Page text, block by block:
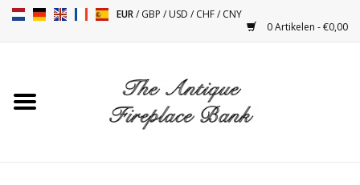
EUR/GBP /USD /CHF/CNY
0 Artikelen - €0,00